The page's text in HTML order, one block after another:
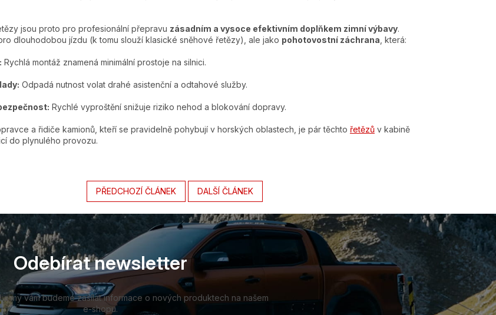
jsou proto pro profesionální přepravu zásadním a vysoce efektivním doplňkem zimní výbavy.
dlouhodobou jízdu (k tomu slouží klasické sněhové řetězy), ale jako pohotovostní záchrana , která:
Rychlá montáž znamená minimální prostoje na silnici.
Odpadá nutnost volat drahé asistenční a odtahové služby.
Rychlé vyproštění snižuje riziko nehod a blokování dopravy.
a řidiče kamionů, kteří se pravidelně pohybují v horských oblastech, je pár těchto řetězů v kabině
do plynulého provozu.
PŘEDCHOZÍ ČLÁNEK DALŠÍ ČLÁNEK
Odebírat newsletter
my vám budeme zasílat informace o nových produktech na našem
e-shopu.